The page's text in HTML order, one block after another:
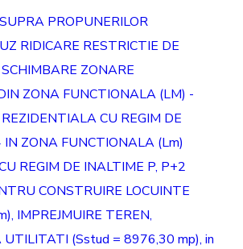
PROPUNERILOR
RIDICARE RESTRICTIE DE
ZONARE
ZONA FUNCTIONALA (LM) -
CU REGIM DE
ZONA FUNCTIONALA (Lm)
REGIM DE INALTIME P, P+2
CONSTRUIRE LOCUINTE
IMPREJMUIRE TEREN,
UTILITATI (Sstud = 8976,30 mp), in